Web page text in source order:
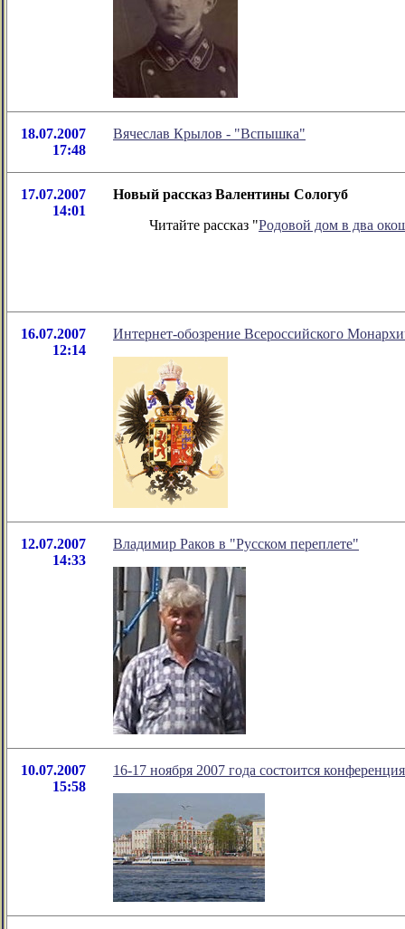
18.07.2007
17:48
Вячеслав Крылов - "Вспышка"
17.07.2007
14:01
Новый рассказ Валентины Сологуб
Читайте рассказ "Родовой дом в два
16.07.2007
12:14
Интернет-обозрение Всероссийского
12.07.2007
14:33
Владимир Раков в "Русском переплете"
10.07.2007
15:58
16-17 ноября 2007 года состоится